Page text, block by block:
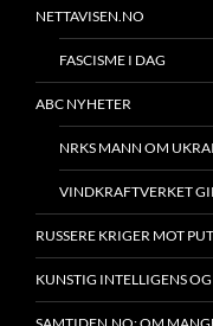
NETTAVISEN.NO
FASCISME I DAG
ABC NYHETER
NRKS MANN OM
VINDKRAFTVERKET
RUSSERE KRIGER MOT
KUNSTIG INTELLIGENS